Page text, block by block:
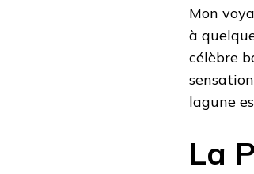
Mon
à
célèbre
lagune
La